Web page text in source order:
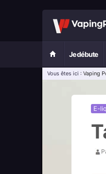
Je débute
Vous êtes ici : Vaping
E-